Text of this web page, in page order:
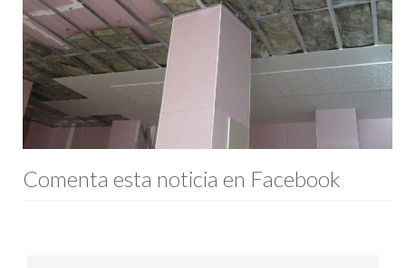
Comenta esta noticia en Facebook